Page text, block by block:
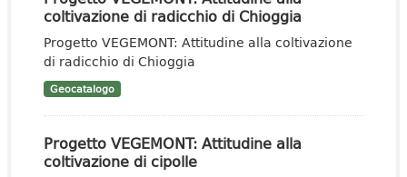
coltivazione di radicchio di Chioggia
Progetto VEGEMONT: Attitudine alla coltivazione
di radicchio di Chioggia
Geocatalogo
Progetto VEGEMONT: Attitudine alla
coltivazione di cipolle